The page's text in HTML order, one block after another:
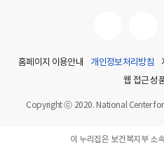
홈페이지 이용안내 개인정보처리방침
웹 접근성
Copyright ⓒ 2020. National Center for
이 누리집은 보건복지부 소